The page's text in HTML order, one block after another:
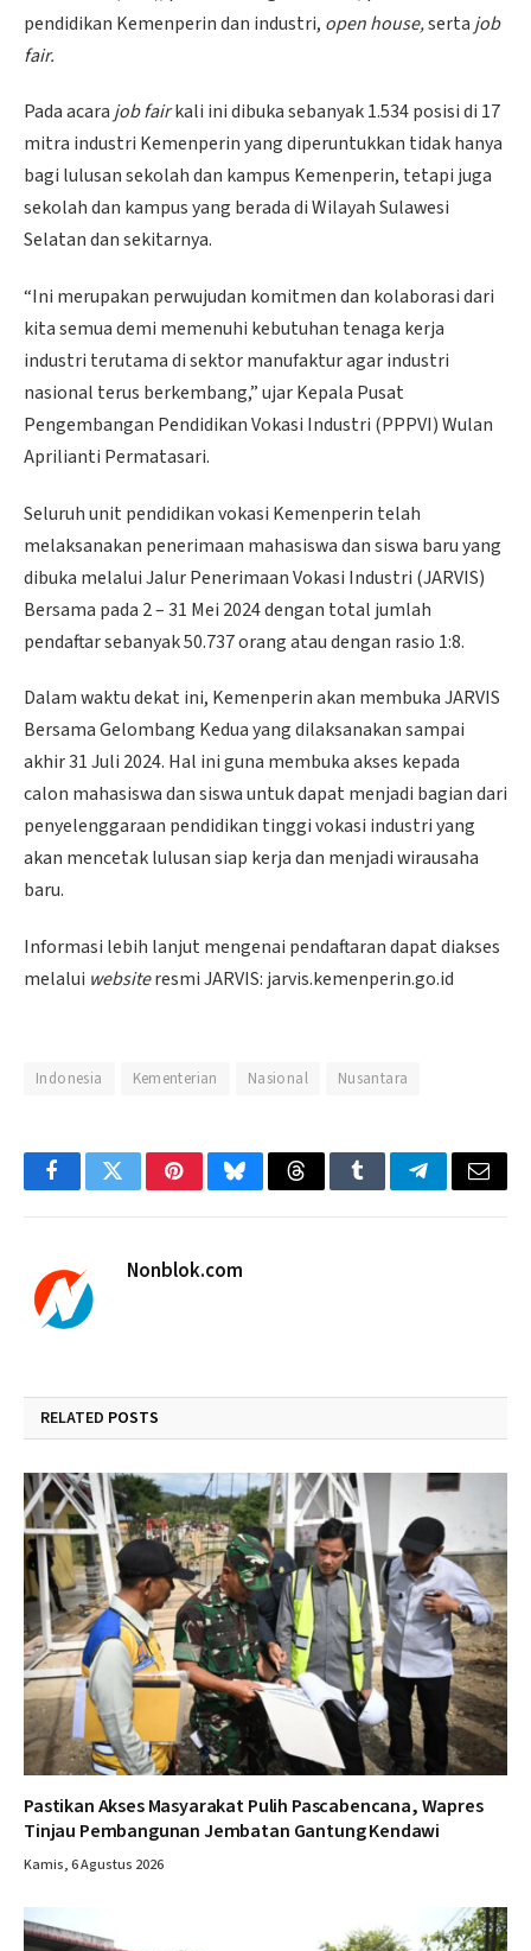
pendidikan Kemenperin dan industri, open house,serta job
fair.
Pada acara job fairkali ini dibuka sebanyak 1.534 posisi di 17
mitra industri Kemenperin yang diperuntukkan tidak hanya
bagi lulusan sekolah dan kampus Kemenperin, tetapi juga
sekolah dan kampus yang berada di Wilayah Sulawesi
Selatan dan sekitarnya.
“Ini merupakan perwujudan komitmen dan kolaborasi dari
kita semua demi memenuhi kebutuhan tenaga kerja
industri terutama di sektor manufaktur agar industri
nasional terus berkembang,” ujar Kepala Pusat
Pengembangan Pendidikan Vokasi Industri (PPPVI) Wulan
Aprilianti Permatasari.
Seluruh unit pendidikan vokasi Kemenperin telah
melaksanakan penerimaan mahasiswa dan siswa baru yang
dibuka melalui Jalur Penerimaan Vokasi Industri (JARVIS)
Bersama pada 2 – 31 Mei 2024 dengan total jumlah
pendaftar sebanyak 50.737 orang atau dengan rasio 1:8.
Dalam waktu dekat ini, Kemenperin akan membuka JARVIS
Bersama Gelombang Kedua yang dilaksanakan sampai
akhir 31 Juli 2024. Hal ini guna membuka akses kepada
calon mahasiswa dan siswa untuk dapat menjadi bagian dari
penyelenggaraan pendidikan tinggi vokasi industri yang
akan mencetak lulusan siap kerja dan menjadi wirausaha
baru.
Informasi lebih lanjut mengenai pendaftaran dapat diakses
melalui websiteresmi JARVIS: jarvis.kemenperin.go.id
Indonesia Kementerian Nasional Nusantara
FacebookTwitterPinterestBlueskyThreadsTumblrTelegramEmail
Nonblok.com
RELATED POSTS
Pastikan Akses Masyarakat Pulih Pascabencana, Wapres
Tinjau Pembangunan Jembatan Gantung Kendawi
Kamis, 6 Agustus 2026